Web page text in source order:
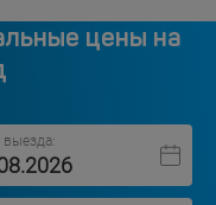
цены на
выезда: